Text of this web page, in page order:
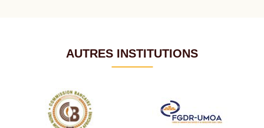
AUTRES INSTITUTIONS